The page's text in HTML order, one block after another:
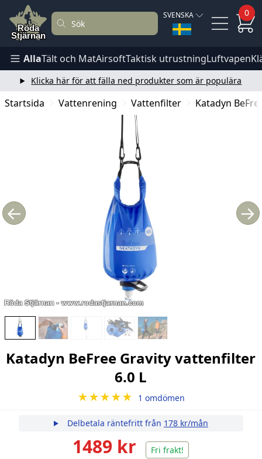
SVENSKA 0
AllaTält och MatAirsoftTaktisk utrustningLuftvapen
Klicka här för att fälla ned produkter som är populära
Startsida Vattenrening Vattenfilter Katadyn
← →
Katadyn BeFree Gravity vattenfilter
6.0 L
★★★★★ 1 omdömen
Delbetala räntefritt från 178 kr/mån
1489 kr Fri frakt!